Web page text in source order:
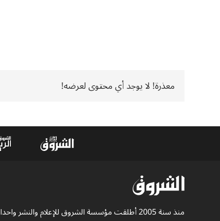
معذرة! لا يوجد أي محتوى لعرضه!
منذ سنة 2005 أطلقت مؤسسة الشروق للإعلام والنشر واحدا